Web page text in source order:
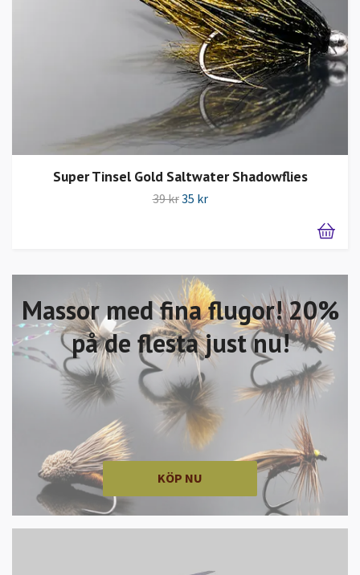
Massor med fina flugor! 20%
på de flesta just nu!
KÖP NU
Super Tinsel Gold Saltwater Shadowflies
39 kr35 kr